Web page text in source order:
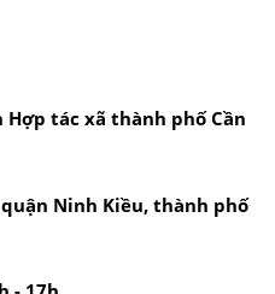
tác xã thành phố Cần
Ninh Kiều, thành phố